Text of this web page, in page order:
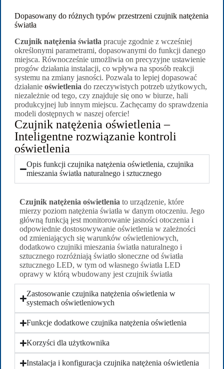
Dopasowany do różnych typów przestrzeni czujnik natężenia
światła
Czujnik natężenia światła pracuje zgodnie z wcześniej
określonymi parametrami, dopasowanymi do funkcji danego
miejsca. Równocześnie umożliwia on precyzyjne ustawienie
progów działania instalacji, co wpływa na sposób reakcji
systemu na zmiany jasności. Pozwala to lepiej dopasować
działanie oświetlenia do rzeczywistych potrzeb użytkowych,
niezależnie od tego, czy znajduje się ono w biurze, hali
produkcyjnej lub innym miejscu. Zachęcamy do sprawdzenia
modeli dostępnych w naszej ofercie!
Czujnik natężenia oświetlenia –
Inteligentne rozwiązanie kontroli
oświetlenia
Opis funkcji czujnika natężenia oświetlenia, czujnika
mieszania światła naturalnego i sztucznego
Czujnik natężenia oświetlenia to urządzenie, które
mierzy poziom natężenia światła w danym otoczeniu. Jego
główną funkcją jest monitorowanie jasności otoczenia i
odpowiednie dostosowywanie oświetlenia w zależności
od zmieniających się warunków oświetleniowych,
dodatkowo czujniki mieszania światła naturalnego i
sztucznego rozróżniają światło słoneczne od światła
sztucznego LED, w tym od własnego światła LED
oprawy w którą wbudowany jest czujnik światła
Zastosowanie czujnika natężenia oświetlenia w
systemach oświetleniowych
Funkcje dodatkowe czujnika natężenia oświetlenia
Korzyści dla użytkownika
Instalacja i konfiguracja czujnika natężenia oświetlenia